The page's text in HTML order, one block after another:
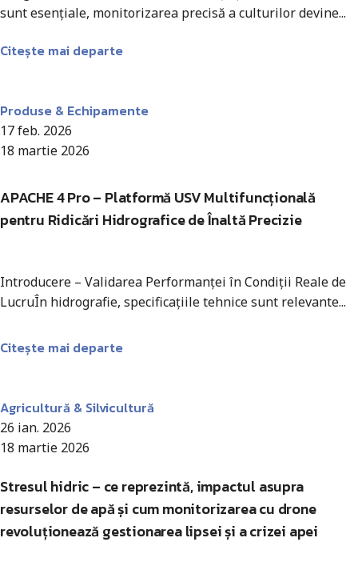
sunt esențiale, monitorizarea precisă a culturilor devine...
Citește mai departe
Produse & Echipamente
17 feb. 2026
18 martie 2026
APACHE 4 Pro – Platformă USV Multifuncțională
pentru Ridicări Hidrografice de Înaltă Precizie
Introducere – Validarea Performanței în Condiții Reale de
LucruÎn hidrografie, specificațiile tehnice sunt relevante...
Citește mai departe
Agricultură & Silvicultură
26 ian. 2026
18 martie 2026
Stresul hidric – ce reprezintă, impactul asupra
resurselor de apă și cum monitorizarea cu drone
revoluționează gestionarea lipsei și a crizei apei